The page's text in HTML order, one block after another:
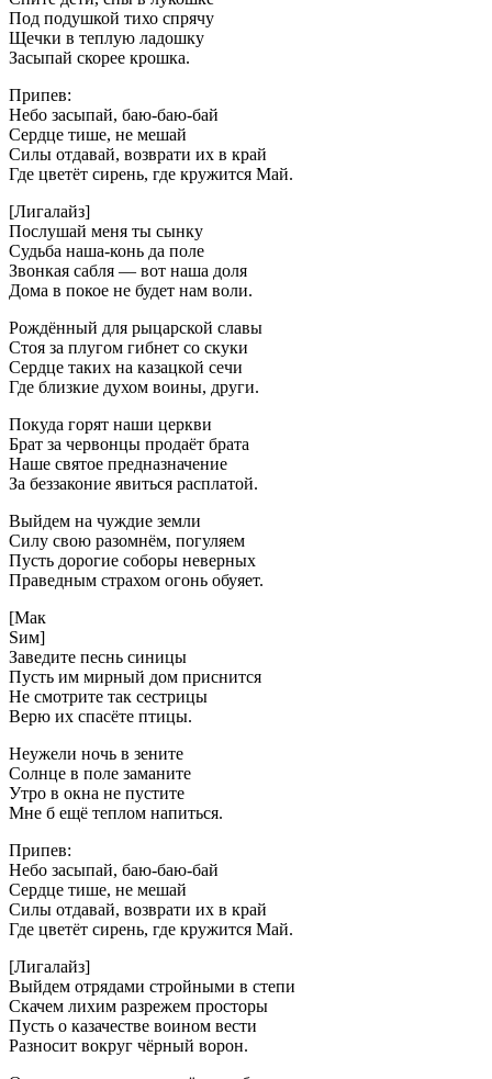
Под подушкой тихо спрячу
Щечки в теплую ладошку
Засыпай скорее крошка.
Припев:
Небо засыпай, баю-баю-бай
Сердце тише, не мешай
Силы отдавай, возврати их в край
Где цветёт сирень, где кружится Май.
[Лигалайз]
Послушай меня ты сынку
Судьба наша-конь да поле
Звонкая сабля — вот наша доля
Дома в покое не будет нам воли.
Рождённый для рыцарской славы
Стоя за плугом гибнет со скуки
Сердце таких на казацкой сечи
Где близкие духом воины, други.
Покуда горят наши церкви
Брат за червонцы продаёт брата
Наше святое предназначение
За беззаконие явиться расплатой.
Выйдем на чуждие земли
Силу свою разомнём, погуляем
Пусть дорогие соборы неверных
Праведным страхом огонь обуяет.
[Мак
Sим]
Заведите песнь синицы
Пусть им мирный дом приснится
Не смотрите так сестрицы
Верю их спасёте птицы.
Неужели ночь в зените
Солнце в поле заманите
Утро в окна не пустите
Мне б ещё теплом напиться.
Припев:
Небо засыпай, баю-баю-бай
Сердце тише, не мешай
Силы отдавай, возврати их в край
Где цветёт сирень, где кружится Май.
[Лигалайз]
Выйдем отрядами стройными в степи
Скачем лихим разрежем просторы
Пусть о казачестве воином вести
Разносит вокруг чёрный ворон.